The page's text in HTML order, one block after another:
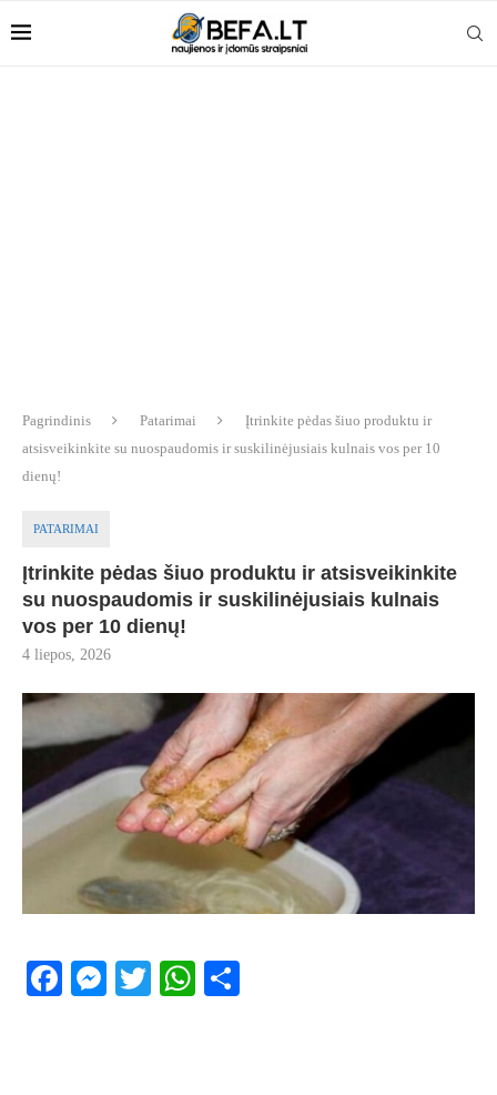
Pagrindinis Patarimai
Įtrinkite pėdas šiuo produktu ir
atsisveikinkite su nuospaudomis ir suskilinėjusiais kulnais vos per 10
dienų!
PATARIMAI
Įtrinkite pėdas šiuo produktu ir atsisveikinkite
su nuospaudomis ir suskilinėjusiais kulnais
vos per 10 dienų!
4 liepos, 2026
Facebook
Messenger
TwitterWhatsApp